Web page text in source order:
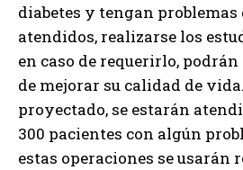
diabetes y tengan problemas
atendidos, realizarse los
en caso de requerirlo,
de mejorar su calidad de
proyectado, se estarán
300 pacientes con algún
estas operaciones se usarán